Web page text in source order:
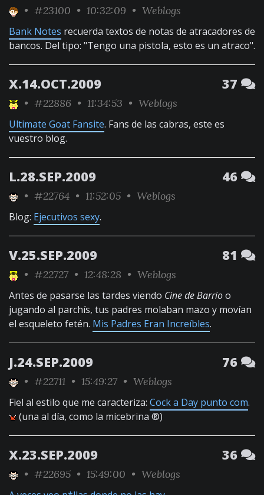
• #23100 • 10:32:09 • Weblogs
Bank Notes recuerda textos de notas de atracadores de
bancos. Del tipo: "Tengo una pistola, esto es un atraco".
X.14.OCT.2009 37
• #22886 • 11:34:53 • Weblogs
Ultimate Goat Fansite. Fans de las cabras, este es
vuestro blog.
L.28.SEP.2009 46
• #22764 • 11:52:05 • Weblogs
Blog: Ejecutivos sexy.
V.25.SEP.2009 81
• #22727 • 12:48:28 • Weblogs
Antes de pasarse las tardes viendo Cine de Barrioo
jugando al parchís, tus padres molaban mazo y movían
el esqueleto fetén. Mis Padres Eran Increíbles.
J.24.SEP.2009 76
• #22711 • 15:49:27 • Weblogs
Fiel al estilo que me caracteriza: Cock a Day punto com.
(una al día, como la micebrina ®)
X.23.SEP.2009 36
• #22695 • 15:49:00 • Weblogs